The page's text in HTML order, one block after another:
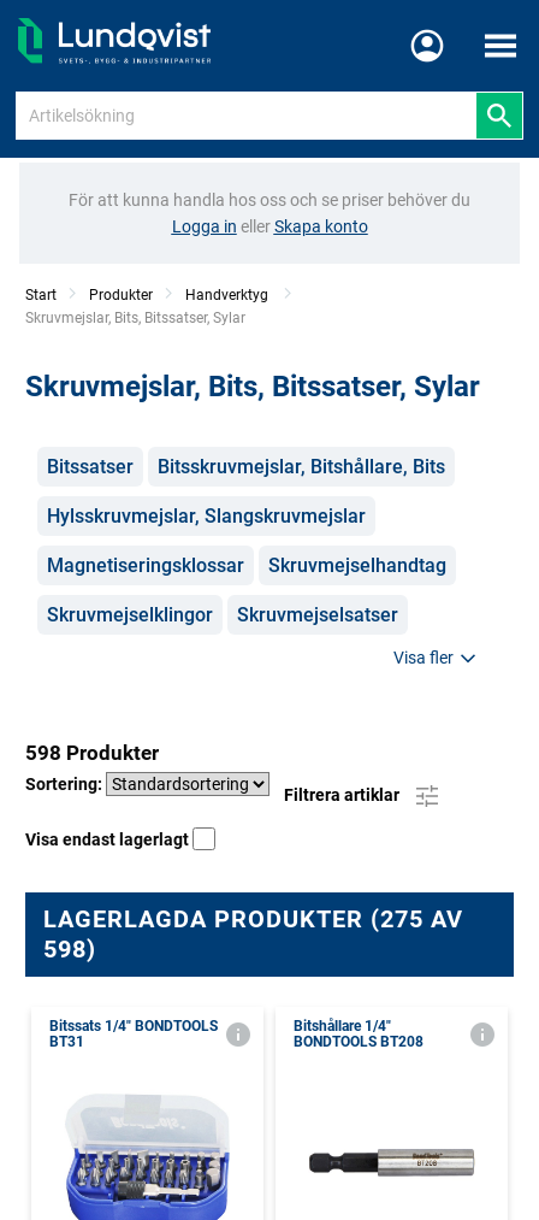
Meny
För att kunna handla hos oss och se priser behöver du
Logga in ellerSkapa konto
Start Produkter
Handverktyg
Current:
Skruvmejslar, Bits, Bitssatser, Sylar
Skruvmejslar, Bits, Bitssatser, Sylar
Kategorier
Bitssatser Bitsskruvmejslar, Bitshållare, Bits
Hylsskruvmejslar, Slangskruvmejslar
Magnetiseringsklossar Skruvmejselhandtag
Skruvmejselklingor Skruvmejselsatser
Visa fler
598 Produkter
Sortering:
Filtrera artiklar
Visa endast lagerlagt
LAGERLAGDA PRODUKTER (275 AV
598)
Bitssats 1/4" BONDTOOLS
BT31
Bitshållare 1/4"
BONDTOOLS BT208